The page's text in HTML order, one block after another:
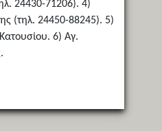
24430-71206). 4)
(τηλ. 24450-88245). 5)
6) Αγ.